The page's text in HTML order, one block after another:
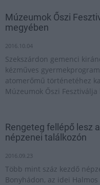
Múzeumok Őszi
megyében
2016.10.04
Szekszárdon gemenci
kézműves
atomerőmű történetéhez
Múzeumok Őszi Fesztiválja
Rengeteg fellépő lesz
népzenei találkozón
2016.09.23
Több mint száz kezdő
Bonyhádon, az idei